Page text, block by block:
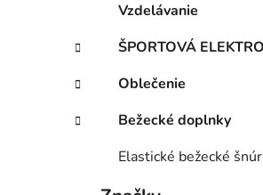
Vzdelávanie
ŠPORTOVÁ
Oblečenie
Bežecké doplnky
Elastické bežecké